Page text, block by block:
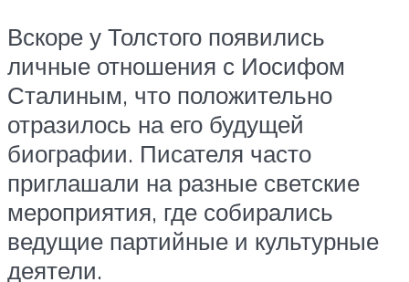
Вскоре у Толстого появились
личные отношения с Иосифом
Сталиным, что положительно
отразилось на его будущей
биографии. Писателя часто
приглашали на разные светские
мероприятия, где собирались
ведущие партийные и культурные
деятели.